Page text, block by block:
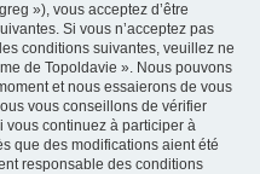
»), vous acceptez d’être
Si vous n’acceptez pas
conditions suivantes, veuillez ne
de Topoldavie ». Nous pouvons
et nous essaierons de vous
vous conseillons de vérifier
vous continuez à participer à
que des modifications aient été
responsable des conditions